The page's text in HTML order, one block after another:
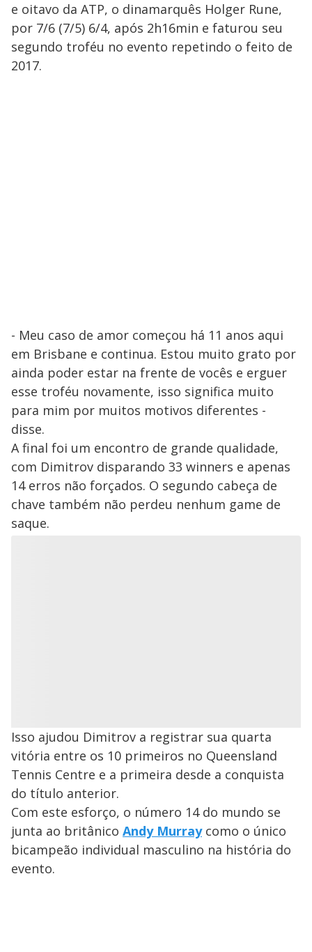
e oitavo da ATP, o dinamarquês Holger Rune,
por 7/6 (7/5) 6/4, após 2h16min e faturou seu
segundo troféu no evento repetindo o feito de
2017.
- Meu caso de amor começou há 11 anos aqui
em Brisbane e continua. Estou muito grato por
ainda poder estar na frente de vocês e erguer
esse troféu novamente, isso significa muito
para mim por muitos motivos diferentes -
disse.
A final foi um encontro de grande qualidade,
com Dimitrov disparando 33 winners e apenas
14 erros não forçados. O segundo cabeça de
chave também não perdeu nenhum game de
saque.
Isso ajudou Dimitrov a registrar sua quarta
vitória entre os 10 primeiros no Queensland
Tennis Centre e a primeira desde a conquista
do título anterior.
Com este esforço, o número 14 do mundo se
junta ao britânico Andy Murraycomo o único
bicampeão individual masculino na história do
evento.